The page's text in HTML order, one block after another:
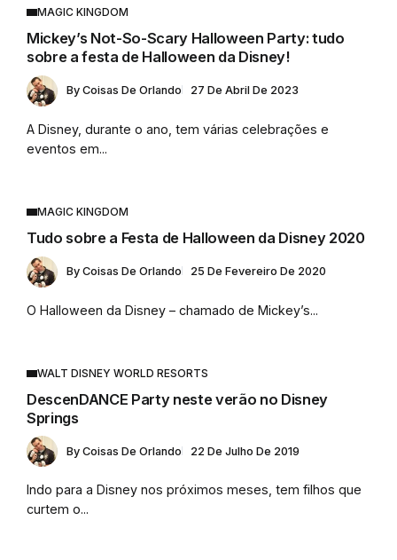
MAGIC KINGDOM
Mickey’s Not-So-Scary Halloween Party: tudo
sobre a festa de Halloween da Disney!
By Coisas De Orlando 27 De Abril De 2023
A Disney, durante o ano, tem várias celebrações e
eventos em...
MAGIC KINGDOM
Tudo sobre a Festa de Halloween da Disney 2020
By Coisas De Orlando 25 De Fevereiro De 2020
O Halloween da Disney – chamado de Mickey’s...
WALT DISNEY WORLD RESORTS
DescenDANCE Party neste verão no Disney
Springs
By Coisas De Orlando 22 De Julho De 2019
Indo para a Disney nos próximos meses, tem filhos que
curtem o...